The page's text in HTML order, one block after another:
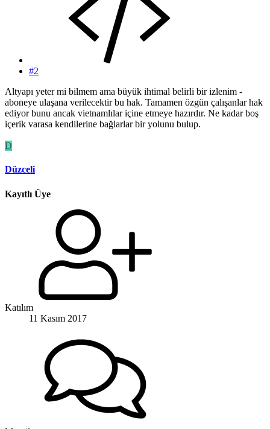
#2
Altyapı yeter mi bilmem ama büyük ihtimal belirli bir izlenim -
aboneye ulaşana verilecektir bu hak. Tamamen özgün çalışanlar hak
ediyor bunu ancak vietnamlılar içine etmeye hazırdır. Ne kadar boş
içerik varasa kendilerine bağlarlar bir yolunu bulup.
D
Düzceli
Kayıtlı Üye
Katılım
11 Kasım 2017